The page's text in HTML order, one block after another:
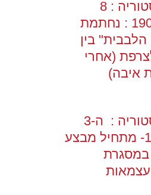
היום בהיסטוריה : 8
לאפריל 1904 : נחתמת
בין
(אחרי
איבה)
היום בהיסטוריה : ה-3
למאי 1948- מתחיל מבצע